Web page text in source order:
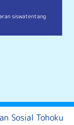
siswatentang
Sosial Tohoku